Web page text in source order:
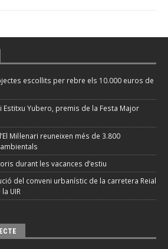
escollits per rebre els 10.000 euros de
Estitxu Yubero, premis de la Festa Major
Mil·lenari reuneixen més de 3.800
durant les vacances d’estiu
del conveni urbanístic de la carretera Reial
UIR